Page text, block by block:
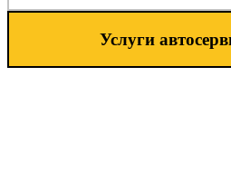
Услуги